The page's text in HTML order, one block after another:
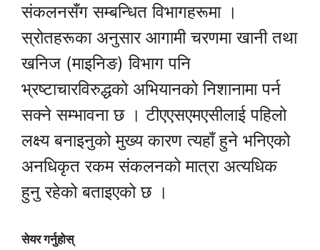
संकलनसँग सम्बन्धित विभागहरूमा ।
स्रोतहरूका अनुसार आगामी चरणमा खानी तथा
खनिज (माइनिङ) विभाग पनि
भ्रष्टाचारविरुद्धको अभियानको निशानामा पर्न
सक्ने सम्भावना छ । टीएएसएमएसीलाई पहिलो
लक्ष्य बनाइनुको मुख्य कारण त्यहाँ हुने भनिएको
अनधिकृत रकम संकलनको मात्रा अत्यधिक
हुनु रहेको बताइएको छ ।
सेयर गर्नुहोस्